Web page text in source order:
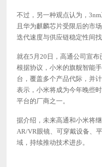
不过，另一种观点认为，
且华为麒麟芯片受限后的市
迭代速度与供应链稳定性间找
就在5月20日，高通公司宣布
根据协议，小米的旗舰智能
台，覆盖多个产品代际，并
表示，小米将成为今年晚些
平台的厂商之一。
据介绍，未来高通和小米将
AR/VR眼镜、可穿戴设备、
域，持续推动技术进步。